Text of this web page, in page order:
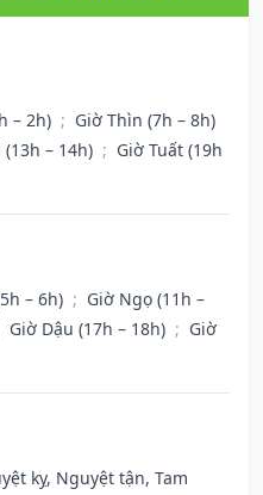
– 2h) ; Giờ Thìn (7h – 8h)
– 14h) ; Giờ Tuất (19h
– 6h) ; Giờ Ngọ (11h –
Giờ Dậu (17h – 18h) ; Giờ
kỵ, Nguyệt tận, Tam